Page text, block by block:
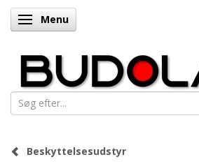
Skifte navigation
Menu
Beskyttelsesudstyr